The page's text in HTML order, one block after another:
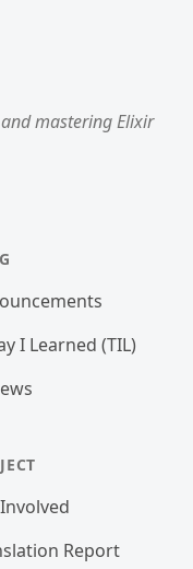
mastering Elixir
I Learned (TIL)
Report